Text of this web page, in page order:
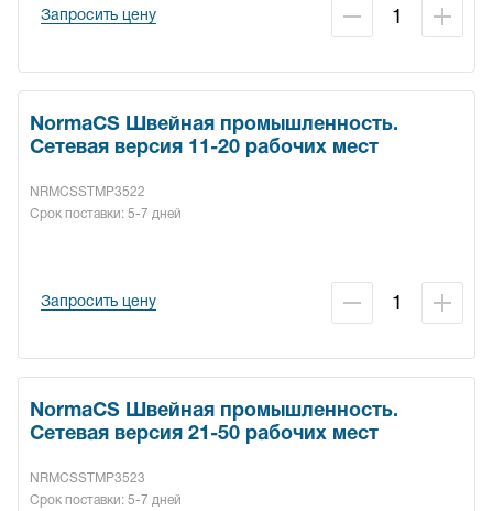
Запросить цену
NormaCS Швейная промышленность.
Сетевая версия 11-20 рабочих мест
NRMCSSTMP3522
Срок поставки: 5-7 дней
Запросить цену
NormaCS Швейная промышленность.
Сетевая версия 21-50 рабочих мест
NRMCSSTMP3523
Срок поставки: 5-7 дней